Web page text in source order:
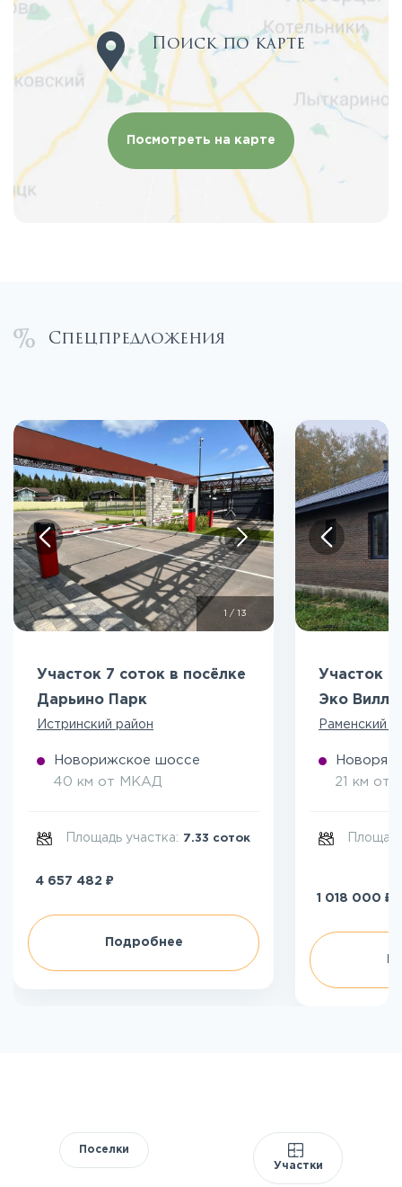
Поиск по карте
Посмотреть на карте
Спецпредложения
/ 13
Участок 7 соток в посёлке
Дарьино Парк
Истринский район
Новорижское шоссе
40 км от МКАД
Площадь участка: 7.33 соток
4 657 482 ₽
Подробнее
Участок 5
Эко
Раменский
21 км от
1 018 000 ₽
Поселки
Участки